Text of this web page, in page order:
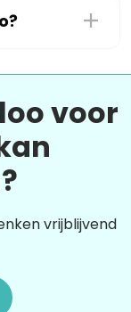
voor
vrijblijvend